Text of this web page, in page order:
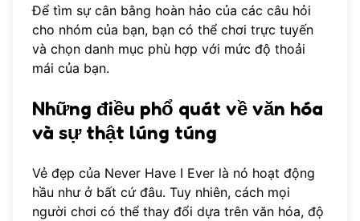
Để tìm sự cân bằng hoàn hảo của các câu hỏi
cho nhóm của bạn, bạn có thể chơi trực tuyến
và chọn danh mục phù hợp với mức độ thoải
mái của bạn.
Những điều phổ quát về văn hóa
và sự thật lúng túng
Vẻ đẹp của Never Have I Ever là nó hoạt động
hầu như ở bất cứ đâu. Tuy nhiên, cách mọi
người chơi có thể thay đổi dựa trên văn hóa, độ